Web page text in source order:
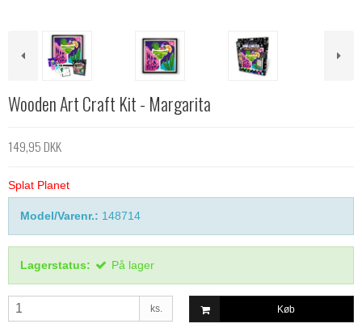
Wooden Art Craft Kit - Margarita
149,95 DKK
Splat Planet
Model/Varenr.: 148714
Lagerstatus: På lager
ks. Køb